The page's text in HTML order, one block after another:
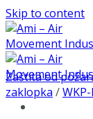
Skip to content
Zaštita od
zaklopka /